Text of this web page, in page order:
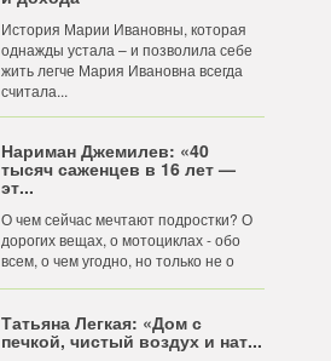
История Марии Ивановны, которая
однажды устала – и позволила себе
жить легче Мария Ивановна всегда
считала...
Нариман Джемилев: «40
тысяч саженцев в 16 лет —
эт...
О чем сейчас мечтают подростки? О
дорогих вещах, о мотоциклах - обо
всем, о чем угодно, но только не о
Татьяна Легкая: «Дом с
печкой, чистый воздух и нат...